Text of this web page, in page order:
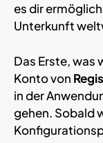
es dir
Unterkunft
Das Erste, was
Konto von
in der
gehen. Sobald